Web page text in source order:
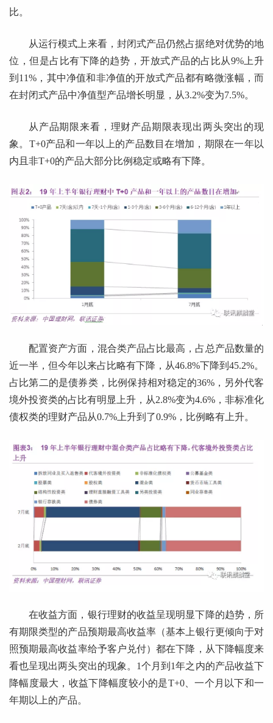
比。
从运行模式上来看，封闭式产品仍然占据绝对优势的地
位，但是占比有下降的趋势，开放式产品的占比从9%上升
到11%，其中净值和非净值的开放式产品都有略微涨幅，而
在封闭式产品中净值型产品增长明显，从3.2%变为7.5%。
从产品期限来看，理财产品期限表现出两头突出的现
象。T+0产品和一年以上的产品数目在增加，期限在一年以
内且非T+0的产品大部分比例稳定或略有下降。
配置资产方面，混合类产品占比最高，占总产品数量的
近一半，但今年以来占比略有下降，从46.8%下降到45.2%。
占比第二的是债券类，比例保持相对稳定的36%，另外代客
境外投资类的占比有明显上升，从2.8%变为4.6%，非标准化
债权类的理财产品从0.7%上升到了0.9%，比例略有上升。
在收益方面，银行理财的收益呈现明显下降的趋势，所
有期限类型的产品预期最高收益率（基本上银行更倾向于对
照预期最高收益率给予客户兑付）都在下降，从下降幅度来
看也呈现出两头突出的现象。1个月到1年之内的产品收益下
降幅度最大，收益下降幅度较小的是T+0、一个月以下和一
年期以上的产品。